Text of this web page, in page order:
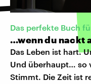
Das perfekte Buch
…wenn du nackt
Das Leben ist hart.
Und überhaupt… so
Stimmt. Die Zeit ist